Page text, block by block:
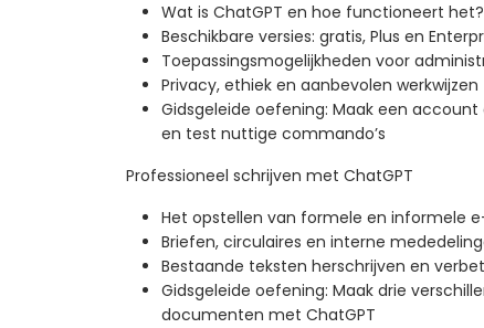
Wat is ChatGPT en hoe functioneert het?
Beschikbare versies: gratis, Plus en
Toepassingsmogelijkheden voor
Privacy, ethiek en aanbevolen werkwijzen
Gidsgeleide oefening: Maak een
en test nuttige commando’s
Professioneel schrijven met ChatGPT
Het opstellen van formele en informele
Briefen, circulaires en interne
Bestaande teksten herschrijven en
Gidsgeleide oefening: Maak drie
documenten met ChatGPT